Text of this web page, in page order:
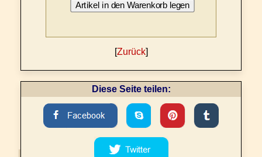
[Zurück]
Diese Seite teilen: